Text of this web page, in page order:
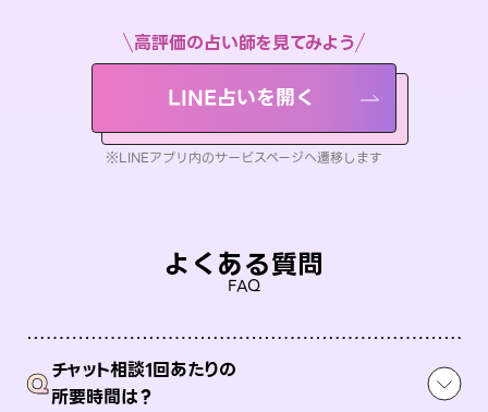
高評価の占い師を見てみよう
LINE占いを開く
※LINEアプリ内のサービスページへ遷移します
よくある質問
FAQ
Qチャット相談1回あたりの
所要時間は？